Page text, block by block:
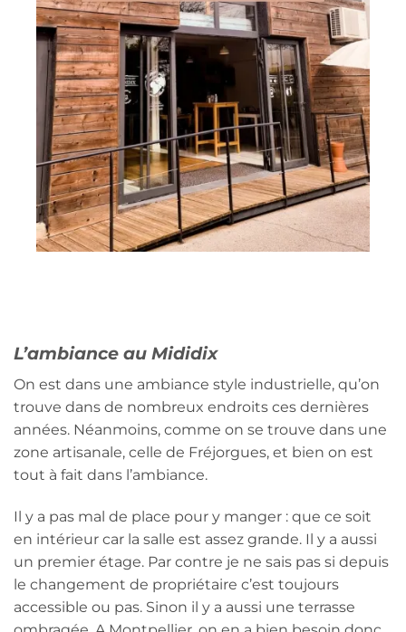
L’ambiance au Mididix
On est dans une ambiance style industrielle, qu’on
trouve dans de nombreux endroits ces dernières
années. Néanmoins, comme on se trouve dans une
zone artisanale, celle de Fréjorgues, et bien on est
tout à fait dans l’ambiance.
Il y a pas mal de place pour y manger : que ce soit
en intérieur car la salle est assez grande. Il y a aussi
un premier étage. Par contre je ne sais pas si depuis
le changement de propriétaire c’est toujours
accessible ou pas. Sinon il y a aussi une terrasse